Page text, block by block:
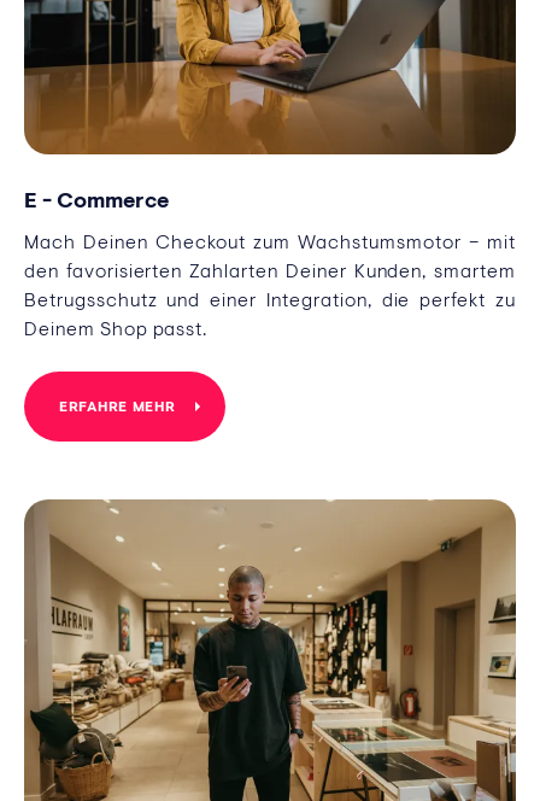
E - Commerce
Mach Deinen Checkout zum Wachstumsmotor – mit
den favorisierten Zahlarten Deiner Kunden, smartem
Betrugsschutz und einer Integration, die perfekt zu
Deinem Shop passt.
ERFAHRE MEHR